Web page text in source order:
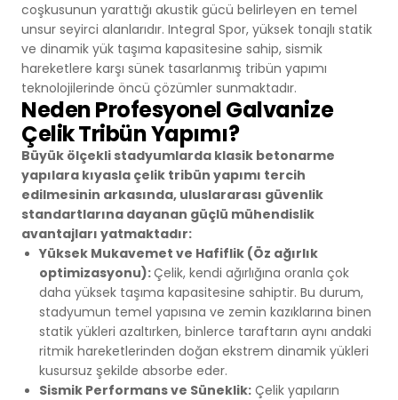
coşkusunun yarattığı akustik gücü belirleyen en temel
unsur seyirci alanlarıdır. Integral Spor, yüksek tonajlı statik
ve dinamik yük taşıma kapasitesine sahip, sismik
hareketlere karşı sünek tasarlanmış tribün yapımı
teknolojilerinde öncü çözümler sunmaktadır.
Neden Profesyonel Galvanize
Çelik Tribün Yapımı?
Büyük ölçekli stadyumlarda klasik betonarme
yapılara kıyasla çelik tribün yapımı tercih
edilmesinin arkasında, uluslararası güvenlik
standartlarına dayanan güçlü mühendislik
avantajları yatmaktadır:
Yüksek Mukavemet ve Hafiflik (Öz ağırlık
optimizasyonu):Çelik, kendi ağırlığına oranla çok
daha yüksek taşıma kapasitesine sahiptir. Bu durum,
stadyumun temel yapısına ve zemin kazıklarına binen
statik yükleri azaltırken, binlerce taraftarın aynı andaki
ritmik hareketlerinden doğan ekstrem dinamik yükleri
kusursuz şekilde absorbe eder.
Sismik Performans ve Süneklik: Çelik yapıların